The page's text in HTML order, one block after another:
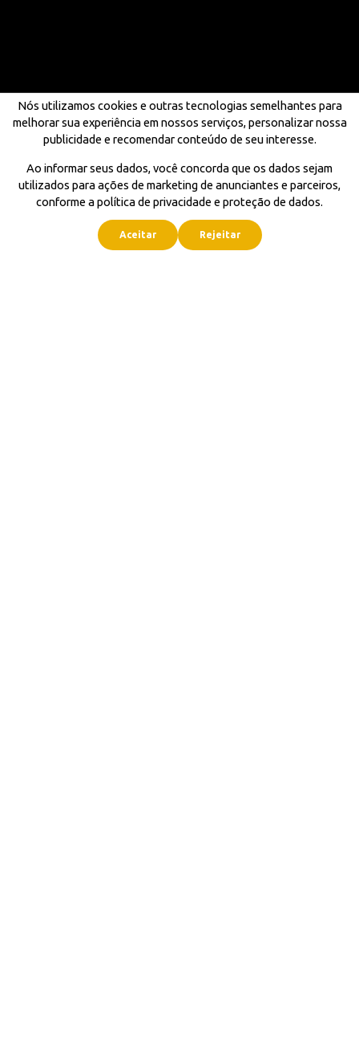
Nós utilizamos cookies e outras tecnologias semelhantes para
melhorar sua experiência em nossos serviços, personalizar nossa
publicidade e recomendar conteúdo de seu interesse.
Ao informar seus dados, você concorda que os dados sejam
utilizados para ações de marketing de anunciantes e parceiros,
conforme a política de privacidade e proteção de dados.
Aceitar Rejeitar